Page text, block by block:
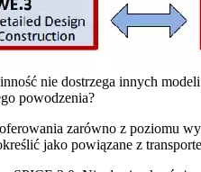
nie dostrzega innych
powodzenia?
zarówno z poziomu
jako powiązane z